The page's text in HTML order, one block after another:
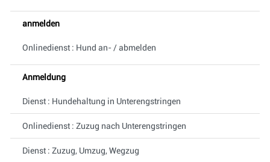
anmelden
Onlinedienst : Hund an- / abmelden
Anmeldung
Dienst : Hundehaltung in Unterengstringen
Onlinedienst : Zuzug nach Unterengstringen
Dienst : Zuzug, Umzug, Wegzug